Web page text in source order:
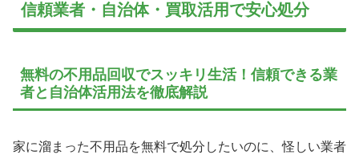
信頼業者・自治体・買取活用で安心処分
無料の不用品回収でスッキリ生活！信頼できる業
者と自治体活用法を徹底解説
家に溜まった不用品を無料で処分したいのに、怪しい業者